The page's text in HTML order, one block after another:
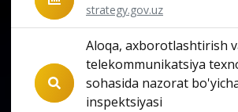
strategy.gov.uz
Aloqa, axborotlashtirish
telekommunikatsiya
sohasida nazorat
inspektsiyasi